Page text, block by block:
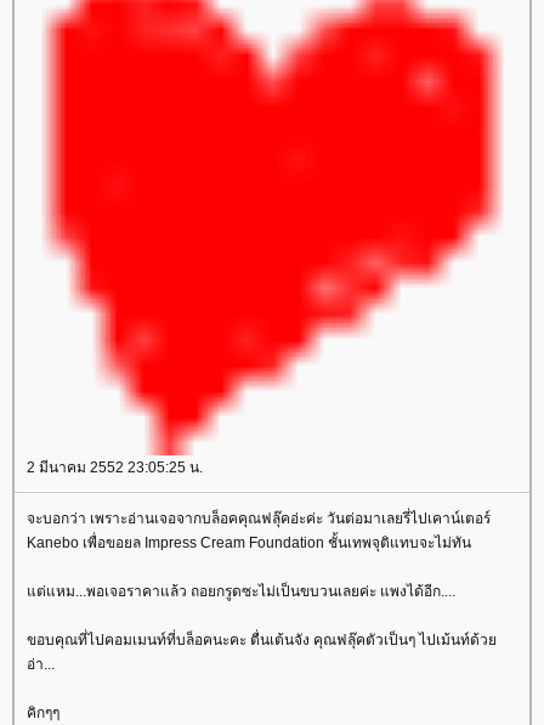
2 มีนาคม 2552 23:05:25 น.
จะบอกว่า เพราะอ่านเจอจากบล็อคคุณฟลุ๊คอ่ะค่ะ วันต่อมาเลยรี่ไปเคาน์เตอร์
Kanebo เพื่อขอยล Impress Cream Foundation ชั้นเทพจุติแทบจะไม่ทัน
ต่แหม...พอเจอราคาแล้ว ถอยกรูดซะไม่เป็นขบวนเลยค่ะ แพงได้อีก....
ขอบคุณที่ไปคอมเมนท์ที่บล็อคนะคะ ตื่นเต้นจัง คุณฟลุ๊คตัวเป็นๆ ไปเม้นท์ด้ว
อ่า...
คิกๆๆ